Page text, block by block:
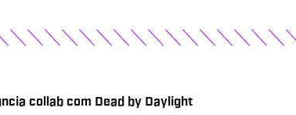
collab com Dead by Daylight